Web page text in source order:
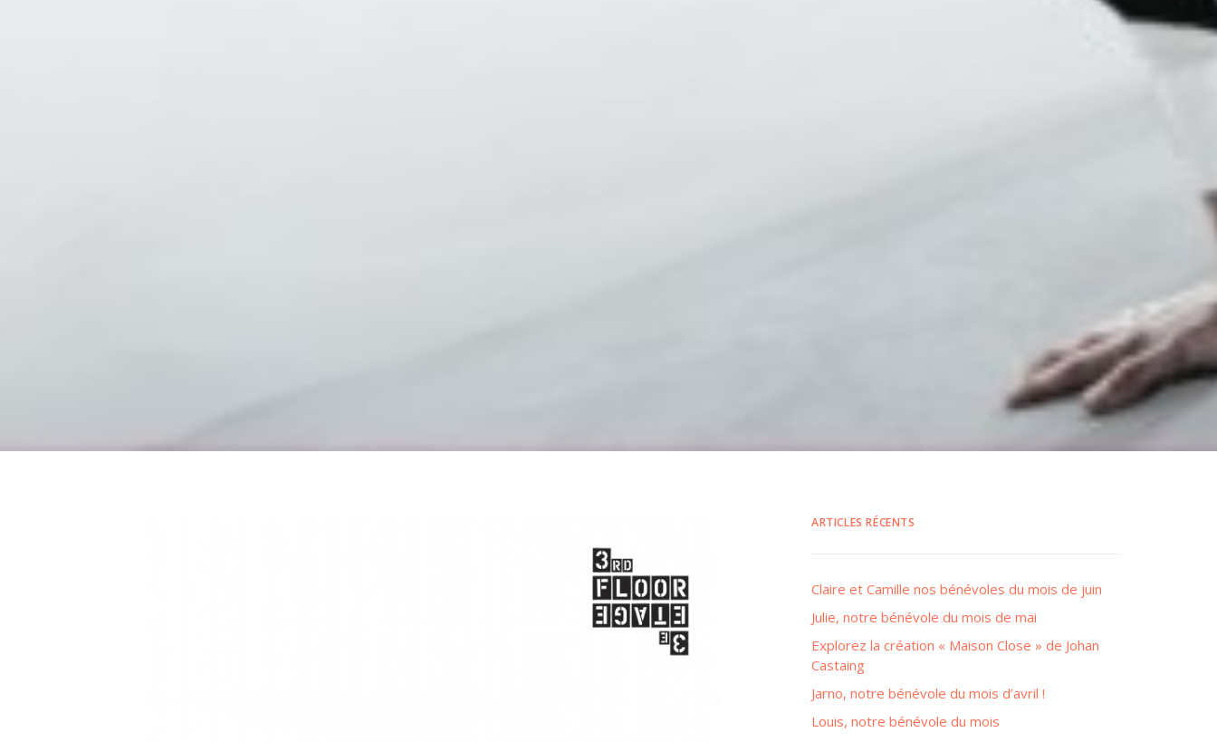
ARTICLES RÉCENTS
Claire et Camille nos bénévoles du mois de juin
Julie, notre bénévole du mois de mai
Explorez la création « Maison Close » de Johan
Castaing
Jarno, notre bénévole du mois d’avril !
Louis, notre bénévole du mois